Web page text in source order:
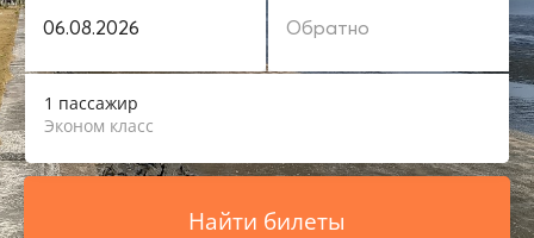
1 пассажир
Эконом класс
Найти билеты